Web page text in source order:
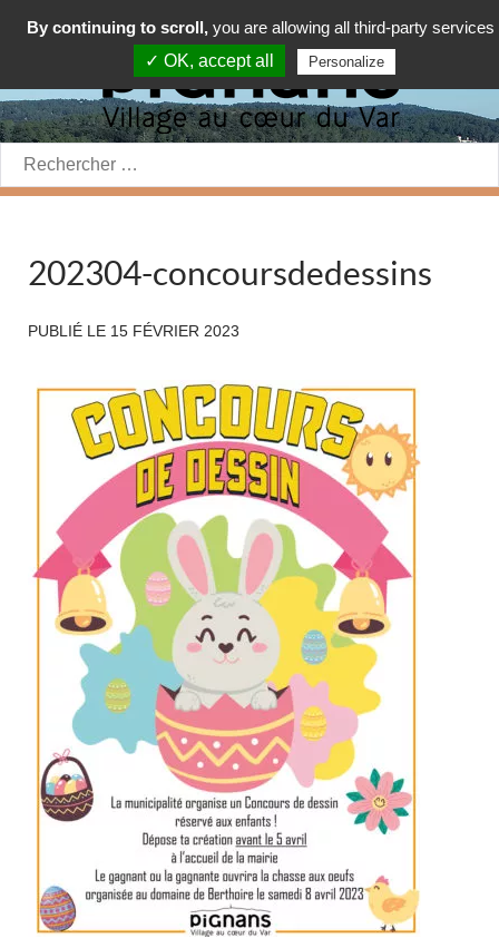
Rechercher:
202304-concoursdedessins
PUBLIÉ LE 15 FÉVRIER 2023
By continuing to scroll, you are allowing all third-party services
✓ OK, accept all
Personalize